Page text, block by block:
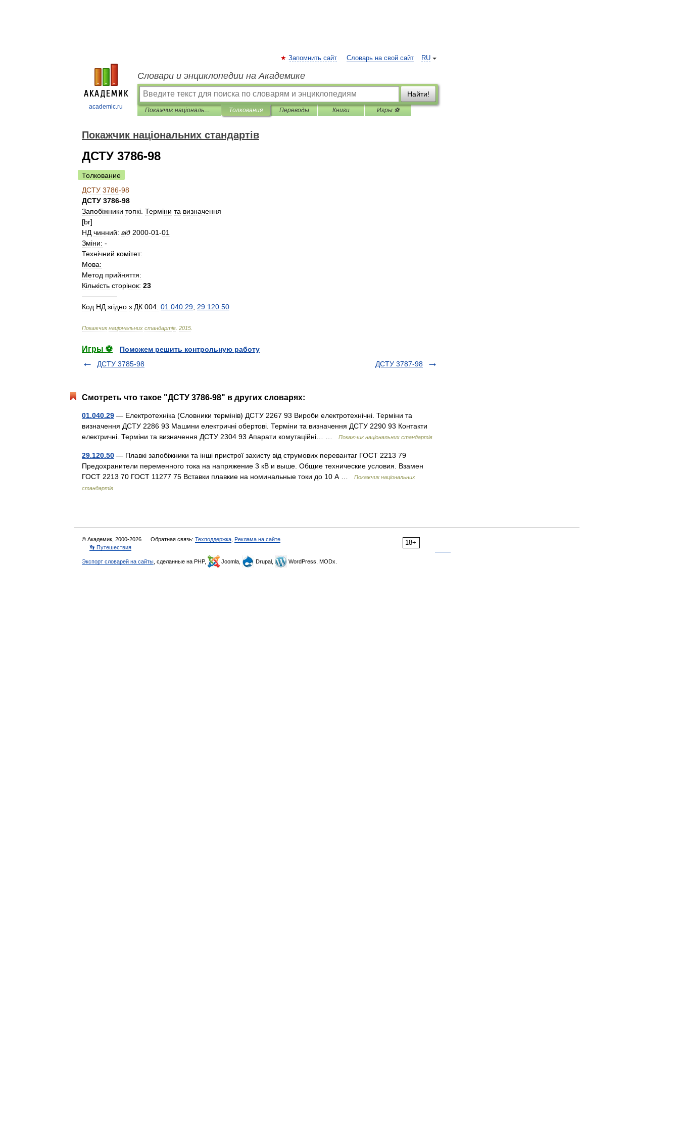
academic.ru
RU
Запомнить сайт Словарь на свой сайт
Словари и энциклопедии на Академике
Найти!
Покажчик національних стандартів Толкования Переводы Книги Игры ⚽
Покажчик національних стандартів
ДСТУ 3786-98
Толкование
ДСТУ 3786-98
ДСТУ 3786-98
Запобіжники топкі. Терміни та визначення
[br]
НД чинний: від 2000-01-01
Зміни: -
Технічний комітет:
Мова:
Метод прийняття:
Кількість сторінок: 23
—————
Код НД згідно з ДК 004: 01 040 29; 29 120 50
Покажчик національних стандартів 2015
Игры ⚽
Поможем решить контрольную работу
ДСТУ 3785-98
ДСТУ 3787-98
Смотреть что такое "ДСТУ 3786-98" в других словарях:
01.040.29 — Електротехніка (Словники термінів) ДСТУ 2267 93 Вироби електротехнічні. Терміни та
визначення ДСТУ 2286 93 Машини електричні обертові. Терміни та визначення ДСТУ 2290 93 Контакти
електричні. Терміни та визначення ДСТУ 2304 93 Апарати комутаційні… …
Покажчик національних стандартів
29.120.50 — Плавкі запобіжники та інші пристрої захисту від струмових перевантаг ГОСТ 2213 79
Предохранители переменного тока на напряжение 3 кВ и выше. Общие технические условия. Взамен
ГОСТ 2213 70 ГОСТ 11277 75 Вставки плавкие на номинальные токи до 10 А …
Покажчик національних
стандартів
18+
© Академик, 2000-2026 Обратная связь: Техподдержка Реклама на сайте
👣 Путешествия
Экспорт словарей на сайты , сделанные на PHP, Joomla, Drupal, WordPress, MODx.